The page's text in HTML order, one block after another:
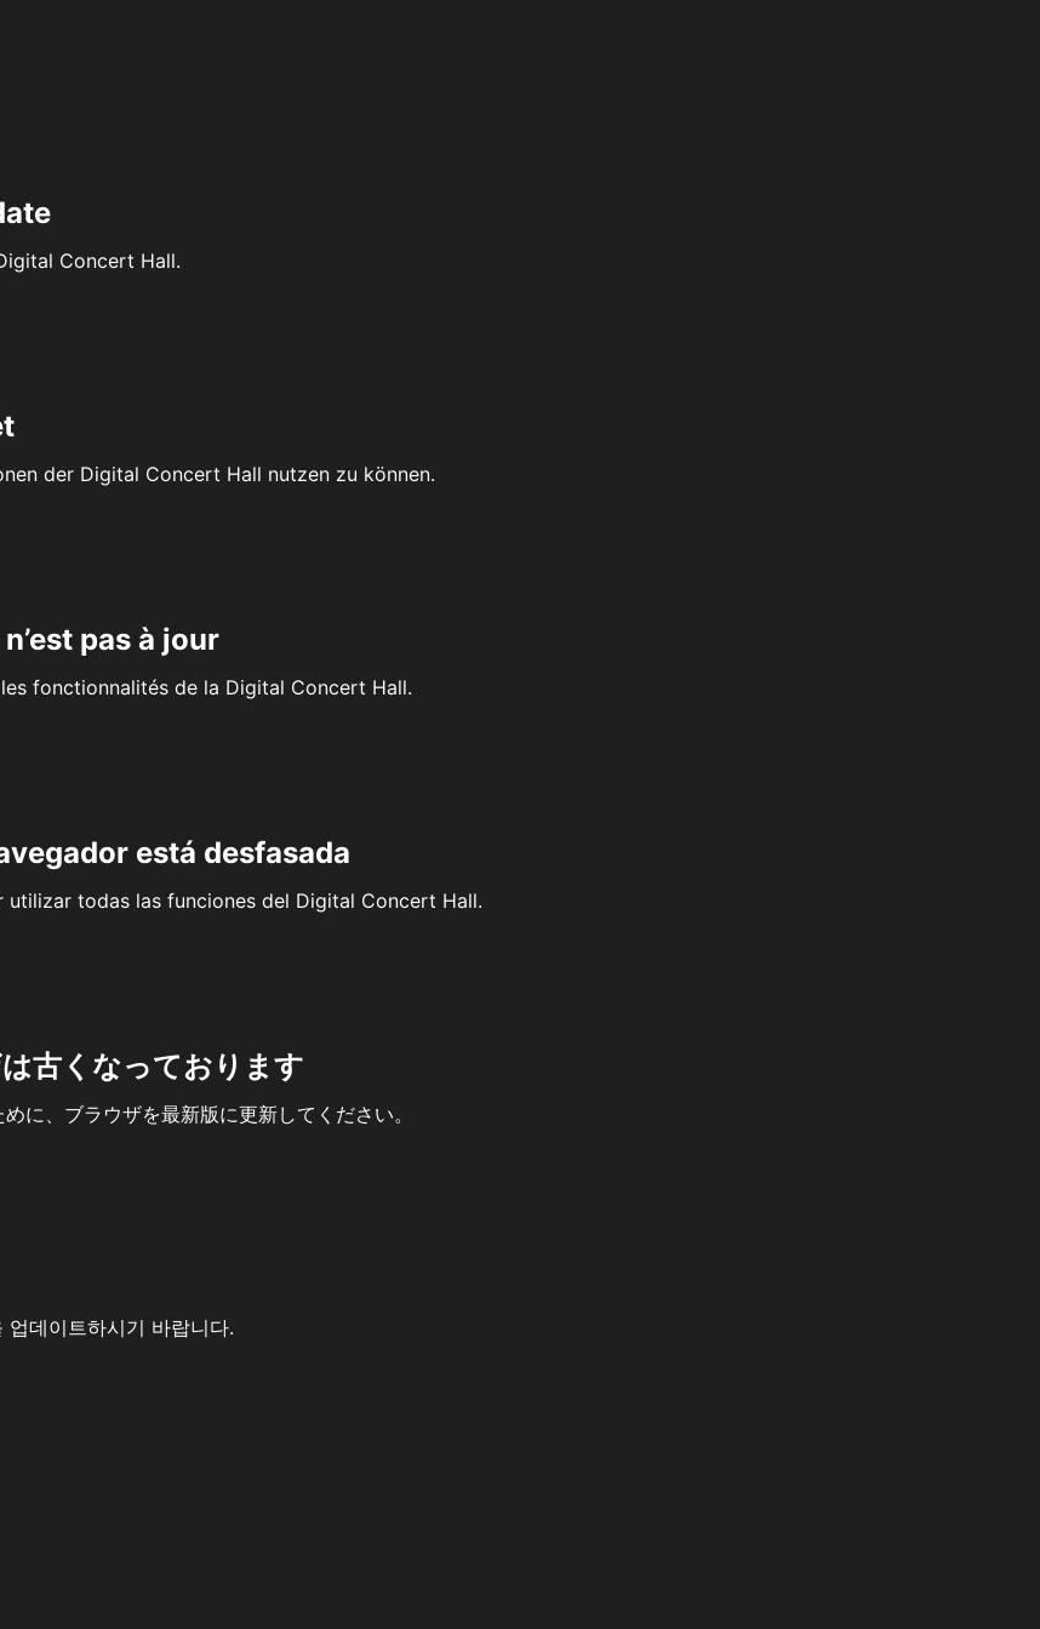
Concert Hall.
der Digital Concert Hall nutzen zu können.
pas à jour
fonctionnalités de la Digital Concert Hall.
está desfasada
todas las funciones del Digital Concert Hall.
古くなっております
に、ブラウザを最新版に更新してください。
데이트하시기 바랍니다.